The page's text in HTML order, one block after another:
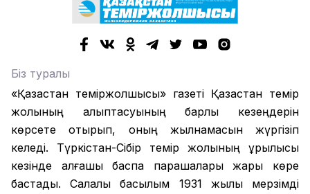
Біз туралы
«Қазақстан теміржолшысы» газеті Қазақстан темір
жолының қалыптасуының барлық кезеңдерін
көрсете отырып, оның жылнамасын жүргізіп
келеді. Түркістан-Сібір темір жолының құрылысы
кезінде алғашқы баспа парақшалары жарық көре
бастады. Салалық басылым 1931 жылы мерзімді